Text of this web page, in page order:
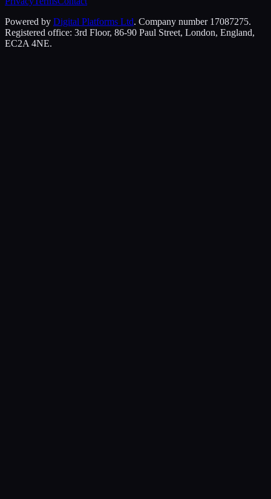
Powered by Digital Platforms Ltd. Company number 17087275.
Registered office: 3rd Floor, 86-90 Paul Street, London, England,
EC2A 4NE.